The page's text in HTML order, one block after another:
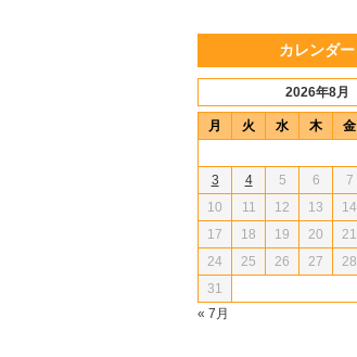
カレンダー
2026年8月
月 火 水 木 金
« 7月
3
4 5 6 7
10
11 12 13 14
17
18 19 20 21
24
25 26 27 28
31